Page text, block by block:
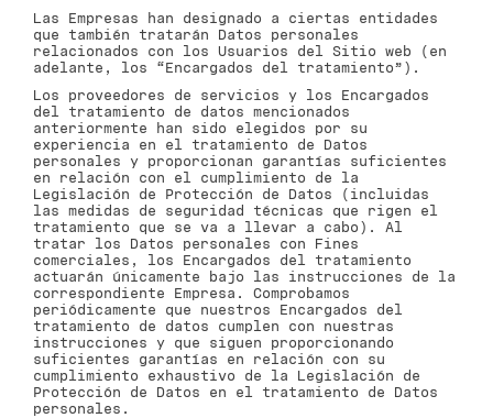
Las Empresas han designado a ciertas entidades
que también tratarán Datos personales
relacionados con los Usuarios del Sitio web (en
adelante, los “Encargados del tratamiento”).
Los proveedores de servicios y los Encargados
del tratamiento de datos mencionados
anteriormente han sido elegidos por su
experiencia en el tratamiento de Datos
personales y proporcionan garantías suficientes
en relación con el cumplimiento de la
Legislación de Protección de Datos (incluidas
las medidas de seguridad técnicas que rigen el
tratamiento que se va a llevar a cabo). Al
tratar los Datos personales con Fines
comerciales, los Encargados del tratamiento
actuarán únicamente bajo las instrucciones de la
correspondiente Empresa. Comprobamos
periódicamente que nuestros Encargados del
tratamiento de datos cumplen con nuestras
instrucciones y que siguen proporcionando
suficientes garantías en relación con su
cumplimiento exhaustivo de la Legislación de
Protección de Datos en el tratamiento de Datos
personales.